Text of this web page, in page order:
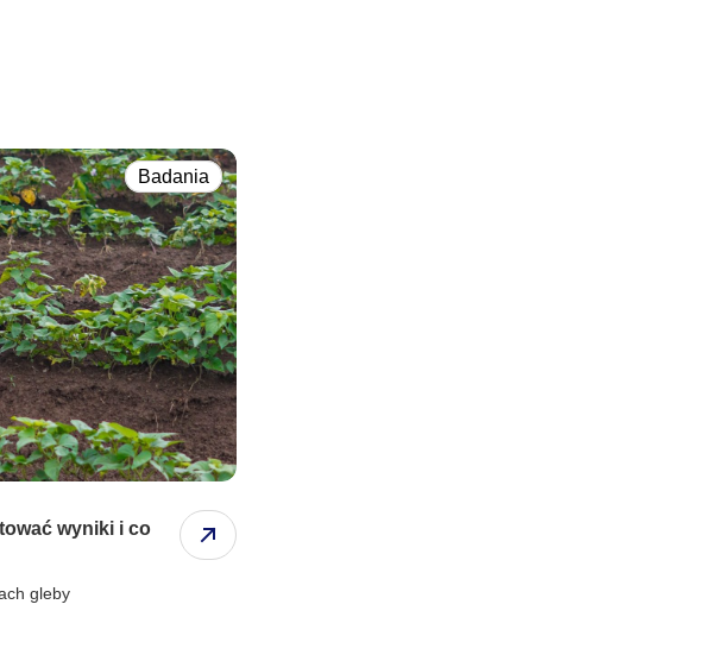
Badania
wyniki i co
gleby
ochronie danych osobowych w związku z udzieleniem
z dostawcami poszczególnych ciasteczek.
Akceptuj wszystko